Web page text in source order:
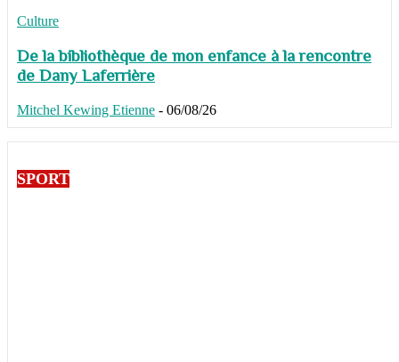
Culture
De la bibliothèque de mon enfance à la rencontre
de Dany Laferrière
Mitchel Kewing Etienne - 06/08/26
SPORT